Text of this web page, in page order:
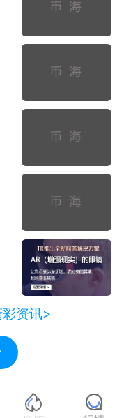
资讯>